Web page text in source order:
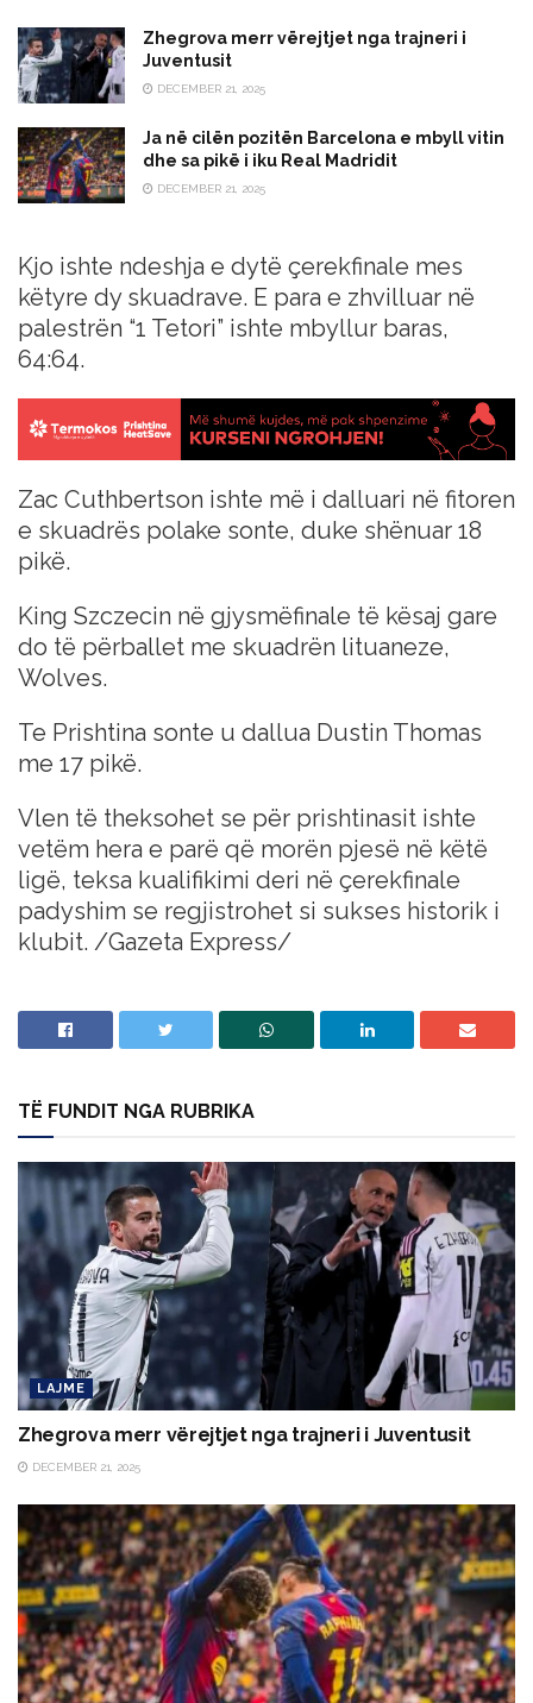
Zhegrova merr vërejtjet nga trajneri i
Juventusit
DECEMBER 21, 2025
Ja në cilën pozitën Barcelona e mbyll vitin
dhe sa pikë i iku Real Madridit
DECEMBER 21, 2025
Kjo ishte ndeshja e dytë çerekfinale mes
këtyre dy skuadrave. E para e zhvilluar në
palestrën “1 Tetori” ishte mbyllur baras,
64:64.
Zac Cuthbertson ishte më i dalluari në fitoren
e skuadrës polake sonte, duke shënuar 18
pikë.
King Szczecin në gjysmëfinale të kësaj gare
do të përballet me skuadrën lituaneze,
Wolves.
Te Prishtina sonte u dallua Dustin Thomas
me 17 pikë.
Vlen të theksohet se për prishtinasit ishte
vetëm hera e parë që morën pjesë në këtë
ligë, teksa kualifikimi deri në çerekfinale
padyshim se regjistrohet si sukses historik i
klubit. /Gazeta Express/
TË FUNDIT NGA RUBRIKA
LAJME
Zhegrova merr vërejtjet nga trajneri i Juventusit
DECEMBER 21, 2025